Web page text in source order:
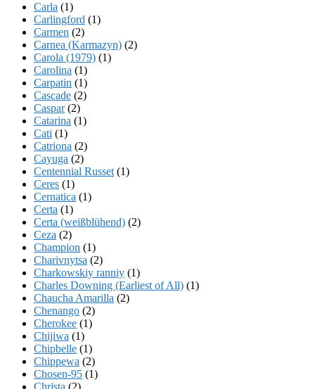
Carla (1)
Carlingford (1)
Carmen (2)
Carnea (Karmazyn) (2)
Carola (1979) (1)
Carolina (1)
Carpatin (1)
Cascade (2)
Caspar(2)
Catarina (1)
Cati (1)
Catriona (2)
Cayuga (2)
Centennial Russet (1)
Ceres (1)
Cernatica (1)
Certa (1)
Certa (weißblühend) (2)
Ceza (2)
Champion (1)
Charivnytsa (2)
Charkowskiy ranniy (1)
Charles Downing (Earliest of All) (1)
Chaucha Amarilla (2)
Chenango (2)
Cherokee (1)
Chijiwa (1)
Chipbelle (1)
Chippewa (2)
Chosen-95 (1)
Christa (2)